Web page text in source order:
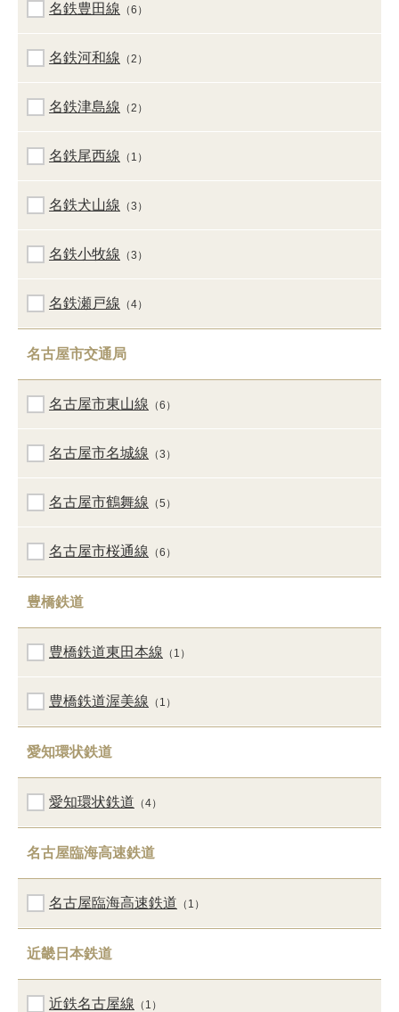
名鉄豊田線 （6）
名鉄河和線 （2）
名鉄津島線 （2）
名鉄尾西線 （1）
名鉄犬山線 （3）
名鉄小牧線 （3）
名鉄瀬戸線 （4）
名古屋市交通局
名古屋市東山線 （6）
名古屋市名城線 （3）
名古屋市鶴舞線 （5）
名古屋市桜通線 （6）
豊橋鉄道
豊橋鉄道東田本線 （1）
豊橋鉄道渥美線 （1）
愛知環状鉄道
愛知環状鉄道 （4）
名古屋臨海高速鉄道
名古屋臨海高速鉄道 （1）
近畿日本鉄道
近鉄名古屋線 （1）